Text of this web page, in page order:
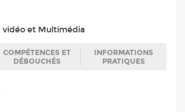
vidéo et Multimédia
COMPÉTENCES ET
DÉBOUCHÉS
INFORMATIONS
PRATIQUES